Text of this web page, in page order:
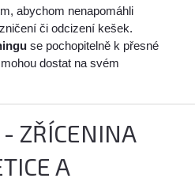
abychom nenapomáhli
či odcizení kešek.
se pochopitelně k přesné
dostat na svém
- ZŘÍCENINA
A